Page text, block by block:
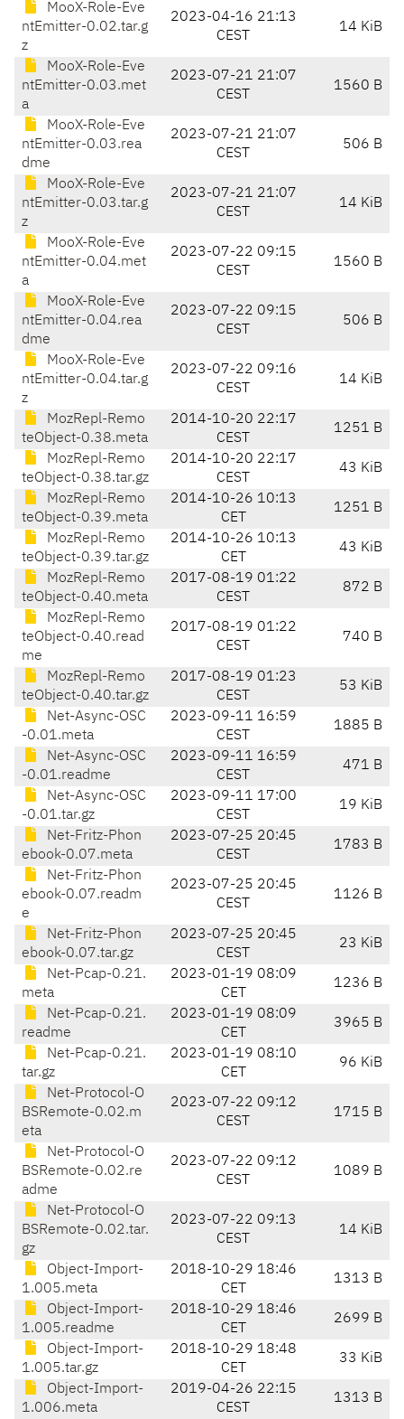
MooX-Role-Eve
ntEmitter-0.02.tar.g
z
2023-04-16 21:13
CEST
14 KiB
MooX-Role-Eve
ntEmitter-0.03.met
a
2023-07-21 21:07
CEST
1560 B
MooX-Role-Eve
ntEmitter-0.03.rea
dme
2023-07-21 21:07
CEST
506 B
MooX-Role-Eve
ntEmitter-0.03.tar.g
z
2023-07-21 21:07
CEST
14 KiB
MooX-Role-Eve
ntEmitter-0.04.met
a
2023-07-22 09:15
CEST
1560 B
MooX-Role-Eve
ntEmitter-0.04.rea
dme
2023-07-22 09:15
CEST
506 B
MooX-Role-Eve
ntEmitter-0.04.tar.g
z
2023-07-22 09:16
CEST
14 KiB
MozRepl-Remo
teObject-0.38.meta
2014-10-20 22:17
CEST
1251 B
MozRepl-Remo
teObject-0.38.tar.gz
2014-10-20 22:17
CEST
43 KiB
MozRepl-Remo
teObject-0.39.meta
2014-10-26 10:13
CET
1251 B
MozRepl-Remo
teObject-0.39.tar.gz
2014-10-26 10:13
CET
43 KiB
MozRepl-Remo
teObject-0.40.meta
2017-08-19 01:22
CEST
872 B
MozRepl-Remo
teObject-0.40.read
me
2017-08-19 01:22
CEST
740 B
MozRepl-Remo
teObject-0.40.tar.gz
2017-08-19 01:23
CEST
53 KiB
Net-Async-OSC
-0.01.meta
2023-09-11 16:59
CEST
1885 B
Net-Async-OSC
-0.01.readme
2023-09-11 16:59
CEST
471 B
Net-Async-OSC
-0.01.tar.gz
2023-09-11 17:00
CEST
19 KiB
Net-Fritz-Phon
ebook-0.07.meta
2023-07-25 20:45
CEST
1783 B
Net-Fritz-Phon
ebook-0.07.readm
e
2023-07-25 20:45
CEST
1126 B
Net-Fritz-Phon
ebook-0.07.tar.gz
2023-07-25 20:45
CEST
23 KiB
Net-Pcap-0.21.
meta
2023-01-19 08:09
CET
1236 B
Net-Pcap-0.21.
readme
2023-01-19 08:09
CET
3965 B
Net-Pcap-0.21.
tar.gz
2023-01-19 08:10
CET
96 KiB
Net-Protocol-O
BSRemote-0.02.m
eta
2023-07-22 09:12
CEST
1715 B
Net-Protocol-O
BSRemote-0.02.re
adme
2023-07-22 09:12
CEST
1089 B
Net-Protocol-O
BSRemote-0.02.tar.
gz
2023-07-22 09:13
CEST
14 KiB
Object-Import-
1.005.meta
2018-10-29 18:46
CET
1313 B
Object-Import-
1.005.readme
2018-10-29 18:46
CET
2699 B
Object-Import-
1.005.tar.gz
2018-10-29 18:48
CET
33 KiB
Object-Import-
1.006.meta
2019-04-26 22:15
CEST
1313 B